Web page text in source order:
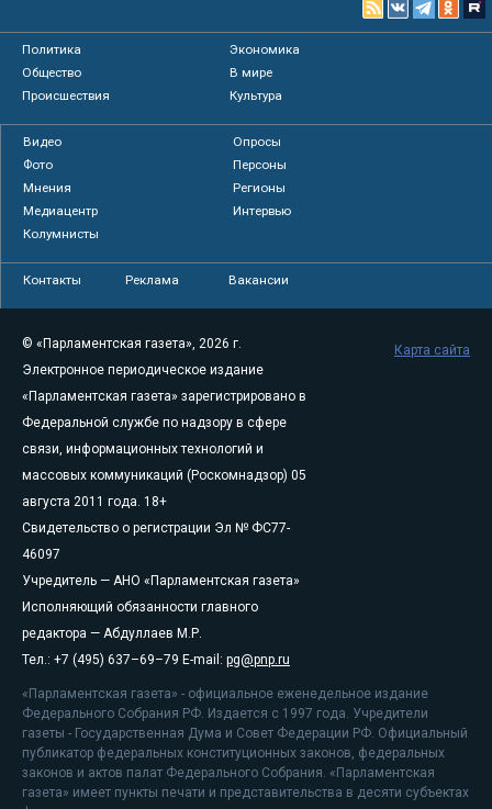
Политика
Экономика
Общество
В мире
Происшествия
Культура
Видео
Опросы
Фото
Персоны
Мнения
Регионы
Медиацентр
Интервью
Колумнисты
Контакты Реклама Вакансии
© «Парламентская газета», 2026 г.
Электронное периодическое издание
«Парламентская газета» зарегистрировано в
Федеральной службе по надзору в сфере
связи, информационных технологий и
массовых коммуникаций (Роскомнадзор) 05
августа 2011 года. 18+
Свидетельство о регистрации Эл № ФС77-
46097
Учредитель — АНО «Парламентская газета»
Исполняющий обязанности главного
редактора — Абдуллаев М.Р.
Тел.: +7 (495) 637–69–79 E-mail: pg@pnp.ru
«Парламентская газета» - официальное еженедельное издание
Федерального Собрания РФ. Издается с 1997 года. Учредители
газеты - Государственная Дума и Совет Федерации РФ. Официальный
публикатор федеральных конституционных законов, федеральных
законов и актов палат Федерального Собрания. «Парламентская
газета» имеет пункты печати и представительства в десяти субъектах
Карта сайта